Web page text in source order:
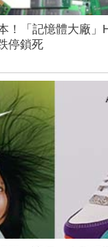
！「記憶體大廠」
停鎖死